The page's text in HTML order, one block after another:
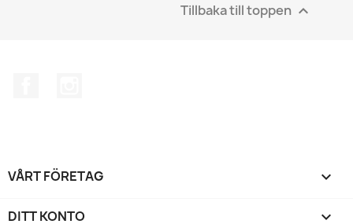
Tillbaka till toppen 
VÅRT FÖRETAG 
DITT KONTO 